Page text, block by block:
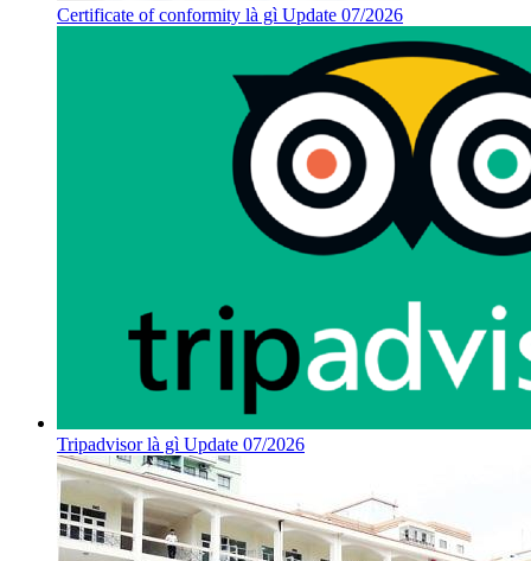
Certificate of conformity là gì Update 07/2026
Tripadvisor là gì Update 07/2026